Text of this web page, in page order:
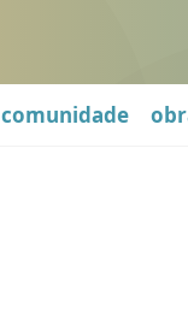
comunidade